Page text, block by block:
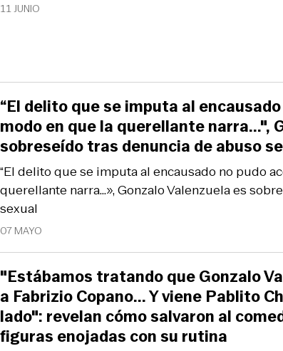
11 JUNIO
07 MAYO
“El delito que se imputa al encausado no pudo
querellante narra…», Gonzalo Valenzuela es
sexual
“El delito que se imputa al
modo en que la querellante narra...",
sobreseído tras denuncia de abuso
"Estábamos tratando que Gonzalo
a Fabrizio Copano... Y viene Pablito
lado": revelan cómo salvaron al
figuras enojadas con su rutina